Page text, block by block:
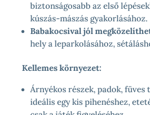
biztonságosabb az első
kúszás-mászás gyakorlásához.
Babakocsival jól
hely a leparkolásához,
Kellemes környezet:
Árnyékos részek, padok, füves
ideális egy kis pihenéshez,